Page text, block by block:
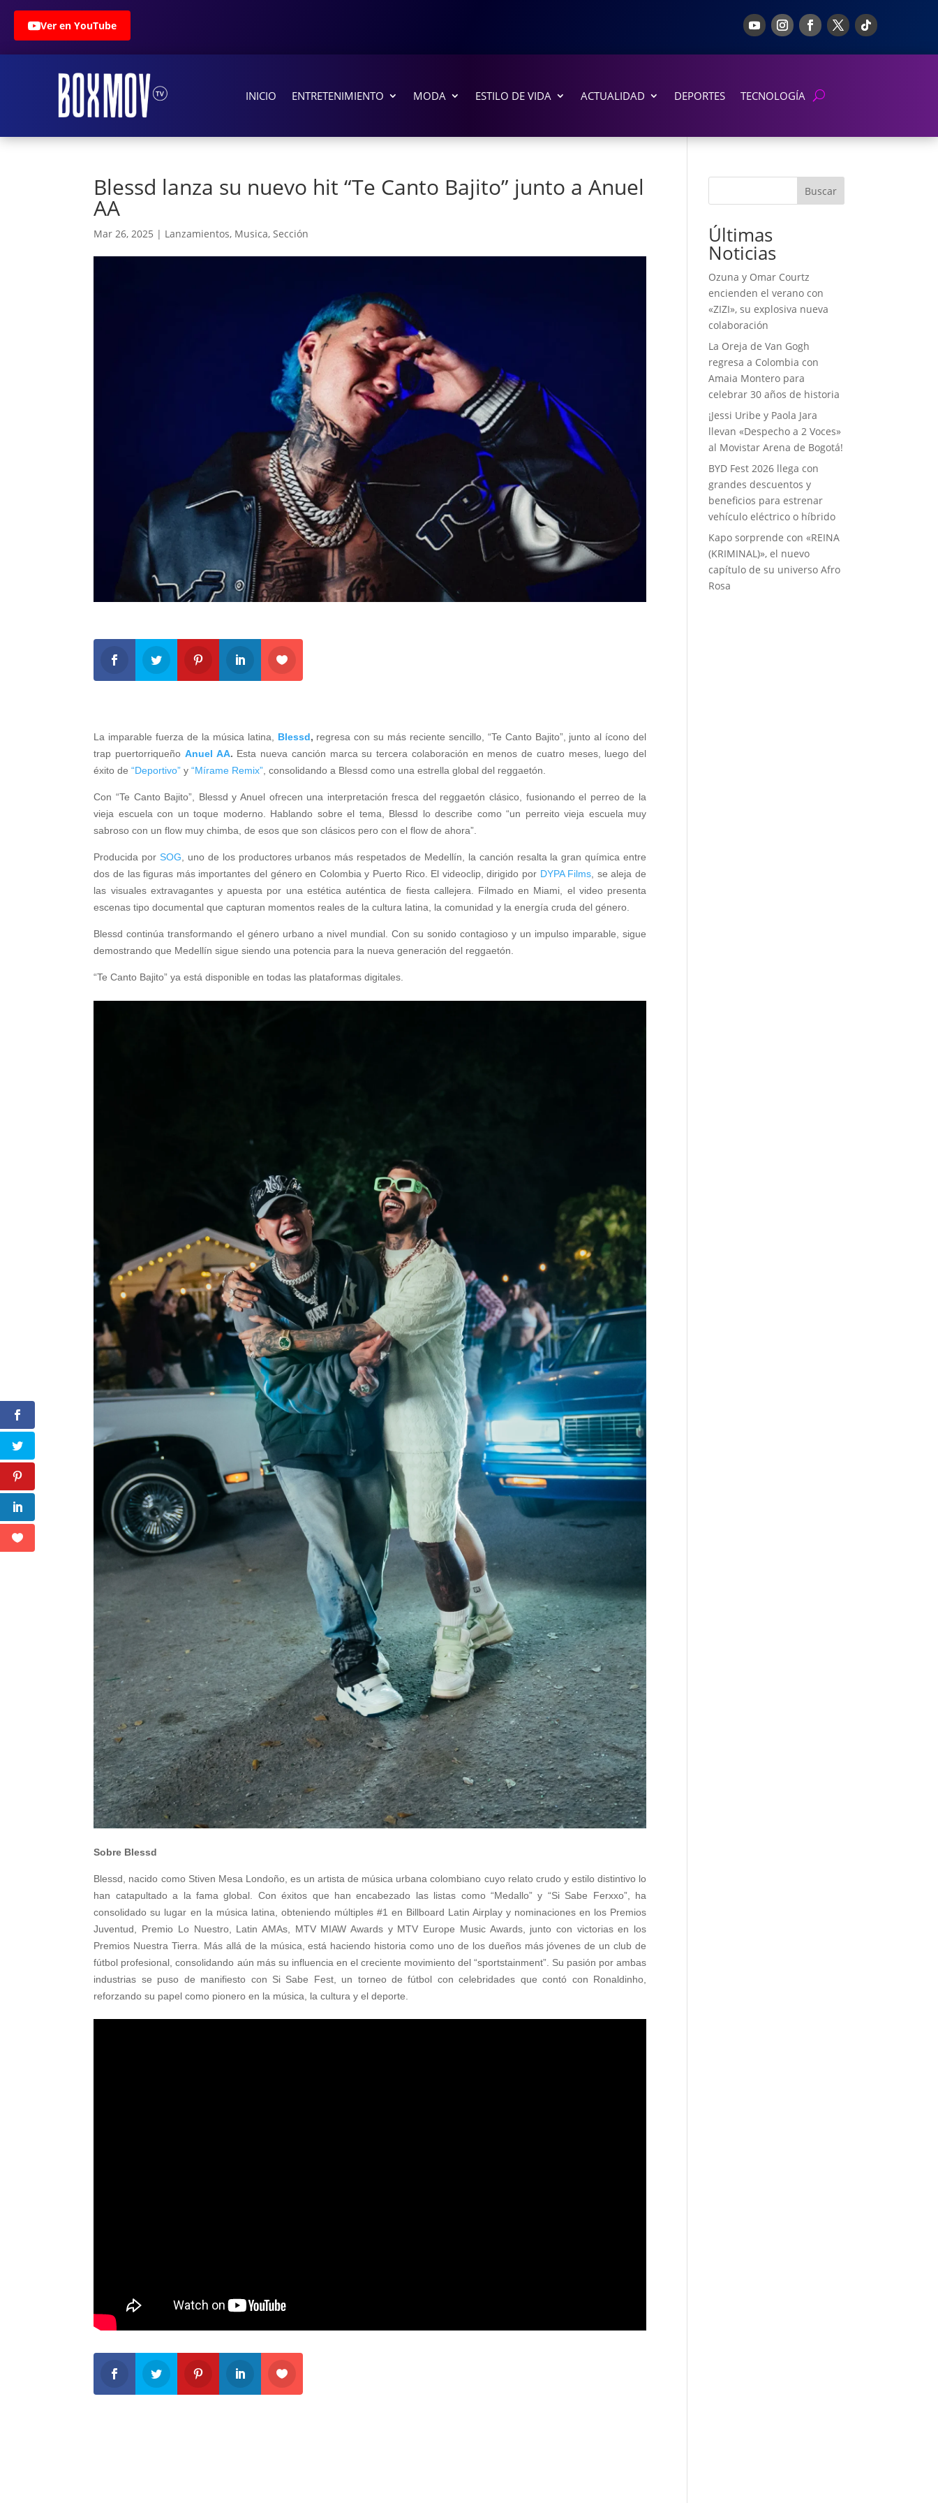
Ver en YouTube
INICIO ENTRETENIMIENTO MODA ESTILO DE VIDA ACTUALIDAD DEPORTES TECNOLOGÍA
Blessd lanza su nuevo hit “Te Canto Bajito” junto a Anuel
AA
Mar 26, 2025 | Lanzamientos, Musica,Sección
La imparable fuerza de la música latina, Blessd, regresa con su más reciente sencillo, “Te Canto Bajito”, junto al ícono del
trap puertorriqueño Anuel AA. Esta nueva canción marca su tercera colaboración en menos de cuatro meses, luego del
éxito de“Deportivo” y“Mírame Remix” , consolidando a Blessd como una estrella global del reggaetón.
Con “Te Canto Bajito”, Blessd y Anuel ofrecen una interpretación fresca del reggaetón clásico, fusionando el perreo de la
vieja escuela con un toque moderno. Hablando sobre el tema, Blessd lo describe como “un perreito vieja escuela muy
sabroso con un flow muy chimba, de esos que son clásicos pero con el flow de ahora”.
Producida porSOG , uno de los productores urbanos más respetados de Medellín, la canción resalta la gran química entre
dos de las figuras más importantes del género en Colombia y Puerto Rico. El videoclip, dirigido por DYPA Films , se aleja de
las visuales extravagantes y apuesta por una estética auténtica de fiesta callejera. Filmado en Miami, el video presenta
escenas tipo documental que capturan momentos reales de la cultura latina, la comunidad y la energía cruda del género.
Blessd continúa transformando el género urbano a nivel mundial. Con su sonido contagioso y un impulso imparable, sigue
demostrando que Medellín sigue siendo una potencia para la nueva generación del reggaetón.
“Te Canto Bajito” ya está disponible en todas las plataformas digitales.
Sobre Blessd
Blessd, nacido como Stiven Mesa Londoño, es un artista de música urbana colombiano cuyo relato crudo y estilo distintivo lo
han catapultado a la fama global. Con éxitos que han encabezado las listas como “Medallo” y “Si Sabe Ferxxo”, ha
consolidado su lugar en la música latina, obteniendo múltiples #1 en Billboard Latin Airplay y nominaciones en los Premios
Juventud, Premio Lo Nuestro, Latin AMAs, MTV MIAW Awards y MTV Europe Music Awards, junto con victorias en los
Premios Nuestra Tierra. Más allá de la música, está haciendo historia como uno de los dueños más jóvenes de un club de
fútbol profesional, consolidando aún más su influencia en el creciente movimiento del “sportstainment”. Su pasión por ambas
industrias se puso de manifiesto con Si Sabe Fest, un torneo de fútbol con celebridades que contó con Ronaldinho,
reforzando su papel como pionero en la música, la cultura y el deporte.
Buscar
Últimas
Noticias
Ozuna y Omar Courtz
encienden el verano con
«ZIZI», su explosiva nueva
colaboración
La Oreja de Van Gogh
regresa a Colombia con
Amaia Montero para
celebrar 30 años de historia
¡Jessi Uribe y Paola Jara
llevan «Despecho a 2 Voces»
al Movistar Arena de Bogotá!
BYD Fest 2026 llega con
grandes descuentos y
beneficios para estrenar
vehículo eléctrico o híbrido
Kapo sorprende con «REINA
(KRIMINAL)», el nuevo
capítulo de su universo Afro
Rosa